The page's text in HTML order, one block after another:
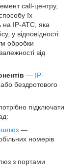
call-центру,
їх
на IP-АТС, яка
у відповідності
обробки
від
— IP-
або бездротового
підключати
шлюз —
номерів
з портами